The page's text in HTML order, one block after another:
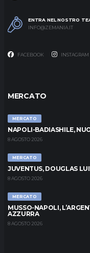
ENTRA NEL NOSTRO
INFO@ZEMANIA.IT
FACEBOOK INSTAGRAM
MERCATO
MERCATO
NAPOLI-BADIASHILE,
8 AGOSTO 2026
MERCATO
JUVENTUS, DOUGLAS
8 AGOSTO 2026
MERCATO
MUSSO-NAPOLI,
AZZURRA
8 AGOSTO 2026